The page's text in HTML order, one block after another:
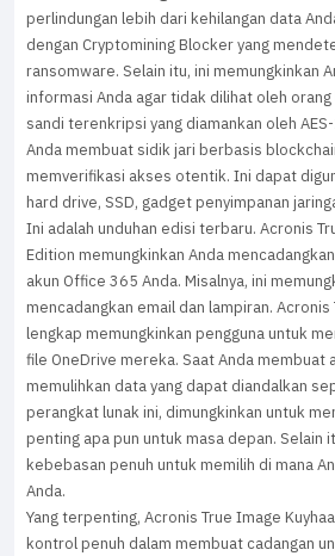
perlindungan lebih dari kehilangan data
dengan Cryptomining Blocker yang
ransomware. Selain itu, ini memungkinkan
informasi Anda agar tidak dilihat oleh
sandi terenkripsi yang diamankan oleh
Anda membuat sidik jari berbasis
memverifikasi akses otentik. Ini dapat
hard drive, SSD, gadget penyimpanan
Ini adalah unduhan edisi terbaru. Acronis
Edition memungkinkan Anda
akun Office 365 Anda. Misalnya, ini
mencadangkan email dan lampiran. Acronis
lengkap memungkinkan pengguna untuk
file OneDrive mereka. Saat Anda membuat
memulihkan data yang dapat diandalkan
perangkat lunak ini, dimungkinkan untuk
penting apa pun untuk masa depan. Selain
kebebasan penuh untuk memilih di mana
Anda.
Yang terpenting, Acronis True Image
kontrol penuh dalam membuat cadangan